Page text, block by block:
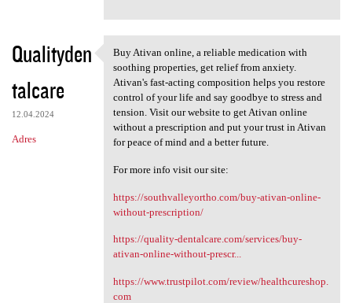
Qualityden
talcare
12.04.2024
Adres
Buy Ativan online, a reliable
Buy Ativan online, a reliable medication with
soothing properties, get relief from anxiety.
Ativan's fast-acting composition helps you restore
control of your life and say goodbye to stress and
tension. Visit our website to get Ativan online
without a prescription and put your trust in Ativan
for peace of mind and a better future.
For more info visit our site:
https://southvalleyortho.com/buy-ativan-online-
without-prescription/
https://quality-dentalcare.com/services/buy-
ativan-online-without-prescr...
https://www.trustpilot.com/review/healthcureshop.
com